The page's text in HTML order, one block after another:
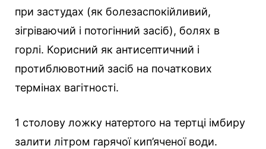
при застудах (як болезаспокійливий,
зігріваючий і потогінний засіб), болях в
горлі. Корисний як антисептичний і
протиблювотний засіб на початкових
термінах вагітності.
1 столову ложку натертого на тертці імбиру
залити літром гарячої кип’яченої води.